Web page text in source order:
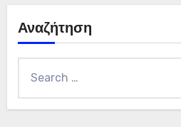
Αναζήτηση
for: